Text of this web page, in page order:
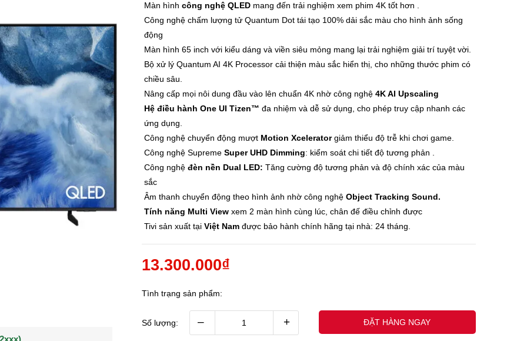
Màn hình công nghệ QLEDmang đến trải nghiệm xem phim 4K tốt hơn .
Công nghệ chấm lượng tử Quantum Dot tái tạo 100% dải sắc màu cho hình ảnh sống
động
Màn hình 65 inch với kiểu dáng và viền siêu mỏng mang lại trải nghiệm giải trí tuyệt vời.
Bộ xử lý Quantum AI 4K Processor cải thiện màu sắc hiển thị, cho những thước phim có
chiều sâu.
Nâng cấp mọi nôi dung đầu vào lên chuẩn 4K nhờ công nghệ4K AI Upscaling
Hệ điều hành One UI Tizen™ đa nhiệm và dễ sử dụng, cho phép truy cập nhanh các
ứng dụng.
Công nghệ chuyển động mượtMotion Xceleratorgiảm thiểu độ trễ khi chơi game.
Công nghệ Supreme Super UHD Dimming: kiểm soát chi tiết độ tương phản .
Công nghệ đèn nền Dual LED: Tăng cường độ tương phản và độ chính xác của màu
sắc
Âm thanh chuyển động theo hình ảnh nhờ công nghệ Object Tracking Sound.
Tính năng Multi Viewxem 2 màn hình cùng lúc, chân đế điều chỉnh được
Tivi sản xuất tại Việt Nam được bảo hành chính hãng tại nhà: 24 tháng.
13.300.000₫
Tình trạng sản phẩm:
Số lượng: – + ĐẶT HÀNG NGAY